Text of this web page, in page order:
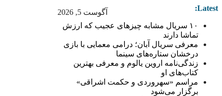
آگوست 5, 2026 Latest:
۱۰ سریال مشابه چیزهای عجیب که ارزش
تماشا دارند
معرفی سریال آبان؛ درامی معمایی با بازی
درخشان ستاره‌های سینما
زندگی‌نامه اروین یالوم و معرفی بهترین
کتاب‌های او
مراسم «سهروردی و حکمت اشراقی»
برگزار می‌شود